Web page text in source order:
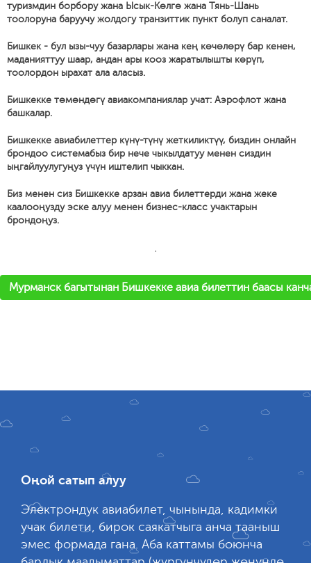
туризмдин борбору жана Ысык-Көлгө жана Тянь-Шань
тоолоруна баруучу жолдогу транзиттик пункт болуп саналат.
Бишкек - бул ызы-чуу базарлары жана кең көчөлөрү бар кенен,
маданияттуу шаар, андан ары кооз жаратылышты көрүп,
тоолордон ырахат ала аласыз.
Бишкекке төмөндөгү авиакомпаниялар учат: Аэрофлот жана
башкалар.
Бишкекке авиабилеттер күнү-түнү жеткиликтүү, биздин онлайн
брондоо системабыз бир нече чыкылдатуу менен сиздин
ыңгайлуулугуңуз үчүн иштелип чыккан.
Биз менен сиз Бишкекке арзан авиа билеттерди жана жеке
каалооңузду эске алуу менен бизнес-класс учактарын
брондоңуз.
'
Мурманск багытынан Бишкекке авиа билеттин баасы
Оңой сатып алуу
Электрондук авиабилет, чынында, кадимки
учак билети, бирок саякатчыга анча тааныш
эмес формада гана. Аба каттамы боюнча